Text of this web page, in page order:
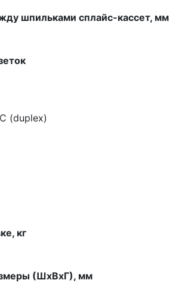
шпильками сплайс-кассет, мм
(duplex)
кг
(ШхВхГ), мм